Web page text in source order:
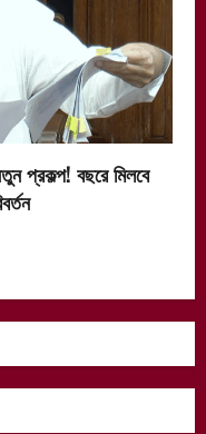
প্রকল্প! বছরে মিলবে